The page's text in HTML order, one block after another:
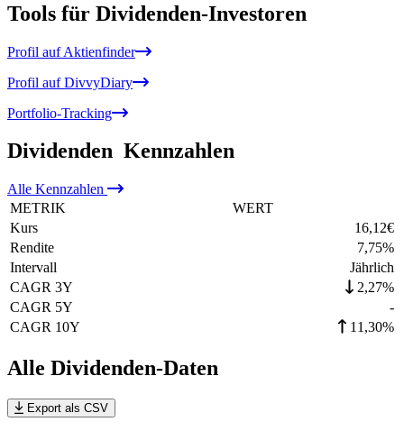
Tools für Dividenden-Investoren
Profil auf Aktienfinder
Profil auf DivvyDiary
Portfolio-Tracking
Dividenden Kennzahlen
Alle Kennzahlen
METRIK
WERT
Kurs
16,12€
Rendite
7,75%
Intervall
Jährlich
CAGR 3Y
2,27%
CAGR 5Y
-
CAGR 10Y
11,30%
Alle Dividenden-Daten
Export als CSV